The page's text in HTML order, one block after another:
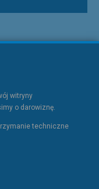
witryny
o darowiznę.
techniczne